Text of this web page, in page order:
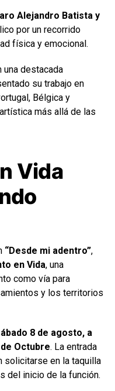
Alejandro Batista y
por un recorrido
física y emocional.
una destacada
su trabajo en
Bélgica y
más allá de las
Vida
“Desde mi adentro”,
en Vida, una
como vía para
y los territorios
8 de agosto, a
Octubre. La entrada
solicitarse en la taquilla
del inicio de la función.